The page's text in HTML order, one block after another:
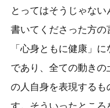
とってはそうじゃない
書いてくださった方の
「心身ともに健康」
であり、全ての動きの
の人自身を表現するも
す。そういったところ